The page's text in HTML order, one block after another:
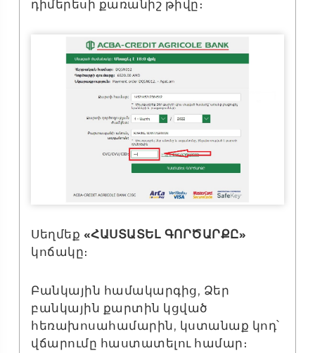
դիմերեսի քառանիշ թիվը։
Սեղմեք «ՀԱՍՏԱՏԵԼ ԳՈՐԾԱՐՔԸ»
կոճակը։
Բանկային համակարգից, Ձեր
բանկային քարտին կցված
հեռախոսահամարին, կստանաք կոդ՝
վճարումը հաստատելու համար։